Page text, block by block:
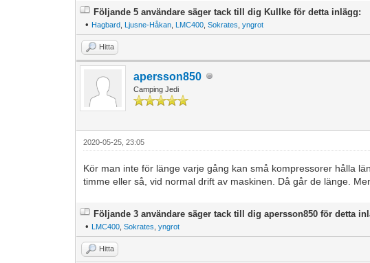
Följande 5 användare säger tack till dig Kullke för detta inlägg:
• Hagbard Ljusne-Håkan LMC400 ,Sokrates ,yngrot
Hitta
apersson850
Camping Jedi
2020-05-25, 23:05
Kör man inte för länge varje gång kan små kompressorer hålla
timme eller så, vid normal drift av maskinen. Då går de länge.
Följande 3 användare säger tack till dig apersson850 för detta
• LMC400 ,Sokrates ,yngrot
Hitta